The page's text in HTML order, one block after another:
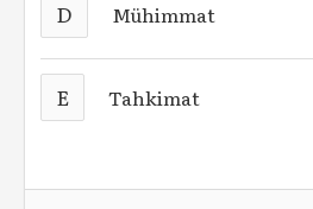
D Mühimmat
E Tahkimat